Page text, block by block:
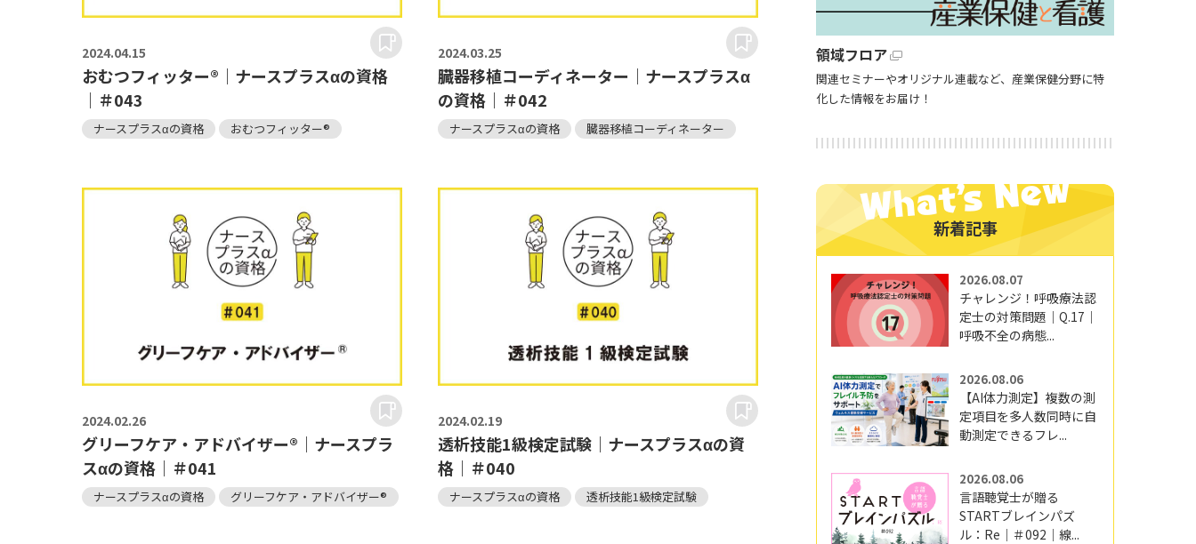
2024.04.15
おむつフィッター®｜ナースプラスαの資格
｜＃043
ナースプラスαの資格 おむつフィッター®
2024.03.25
臓器移植コーディネーター｜ナースプラスα
の資格｜＃042
ナースプラスαの資格 臓器移植コーディネーター
2024.02.26
グリーフケア・アドバイザー®｜ナースプラ
スαの資格｜＃041
ナースプラスαの資格 グリーフケア・アドバイザー®
2024.02.19
透析技能1級検定試験｜ナースプラスαの資
格｜＃040
ナースプラスαの資格 透析技能1級検定試験
領域フロア
関連セミナーやオリジナル連載など、産業保健分野に特
化した情報をお届け！
新着記事
2026.08.07
チャレンジ！呼吸療法認
定士の対策問題｜Q.17｜
呼吸不全の病態...
2026.08.06
【AI体力測定】複数の測
定項目を多人数同時に自
動測定できるフレ...
2026.08.06
言語聴覚士が贈る
STARTブレインパズ
ル：Re｜＃092｜線...